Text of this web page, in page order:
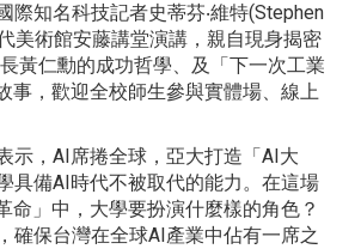
際知名科技記者史蒂芬‧維特(Stephen
美術館安藤講堂演講，親自現身揭密
黃仁勳的成功哲學、及「下一次工業
事，歡迎全校師生參與實體場、線上
示，AI席捲全球，亞大打造「AI大
具備AI時代不被取代的能力。在這場
命」中，大學要扮演什麼樣的角色？
確保台灣在全球AI產業中佔有一席之